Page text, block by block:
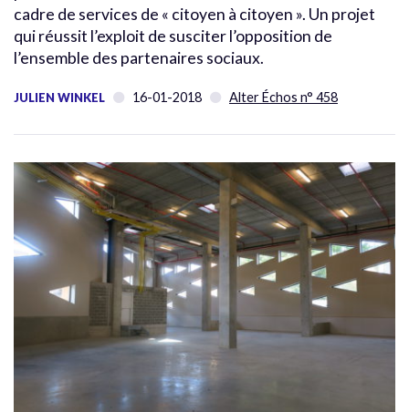
cadre de services de « citoyen à citoyen ». Un projet
qui réussit l’exploit de susciter l’opposition de
l’ensemble des partenaires sociaux.
JULIEN WINKEL 16-01-2018 Alter Échos n° 458